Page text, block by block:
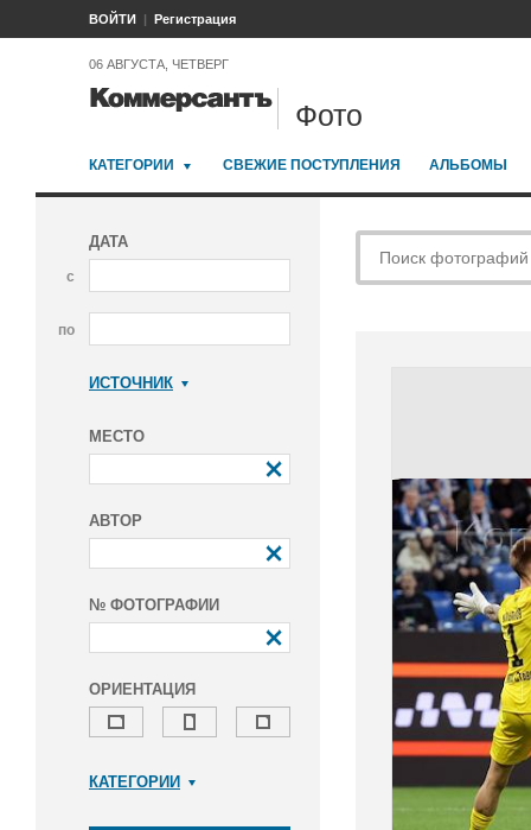
ВОЙТИ Регистрация
06 АВГУСТА, ЧЕТВЕРГ
Фото
КАТЕГОРИИ СВЕЖИЕ ПОСТУПЛЕНИЯ АЛЬБОМЫ
ДАТА
с
по
ИСТОЧНИК
МЕСТО
АВТОР
№ ФОТОГРАФИИ
ОРИЕНТАЦИЯ
КАТЕГОРИИ